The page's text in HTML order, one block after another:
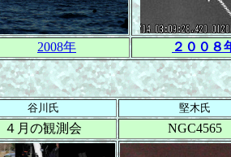
2008年 ２００８
谷川氏 堅木氏
４月の観測会 NGC4565